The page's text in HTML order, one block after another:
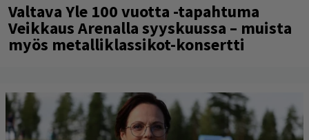
Valtava Yle 100 vuotta -tapahtuma
Veikkaus Arenalla syyskuussa – muista
myös metalliklassikot-konsertti